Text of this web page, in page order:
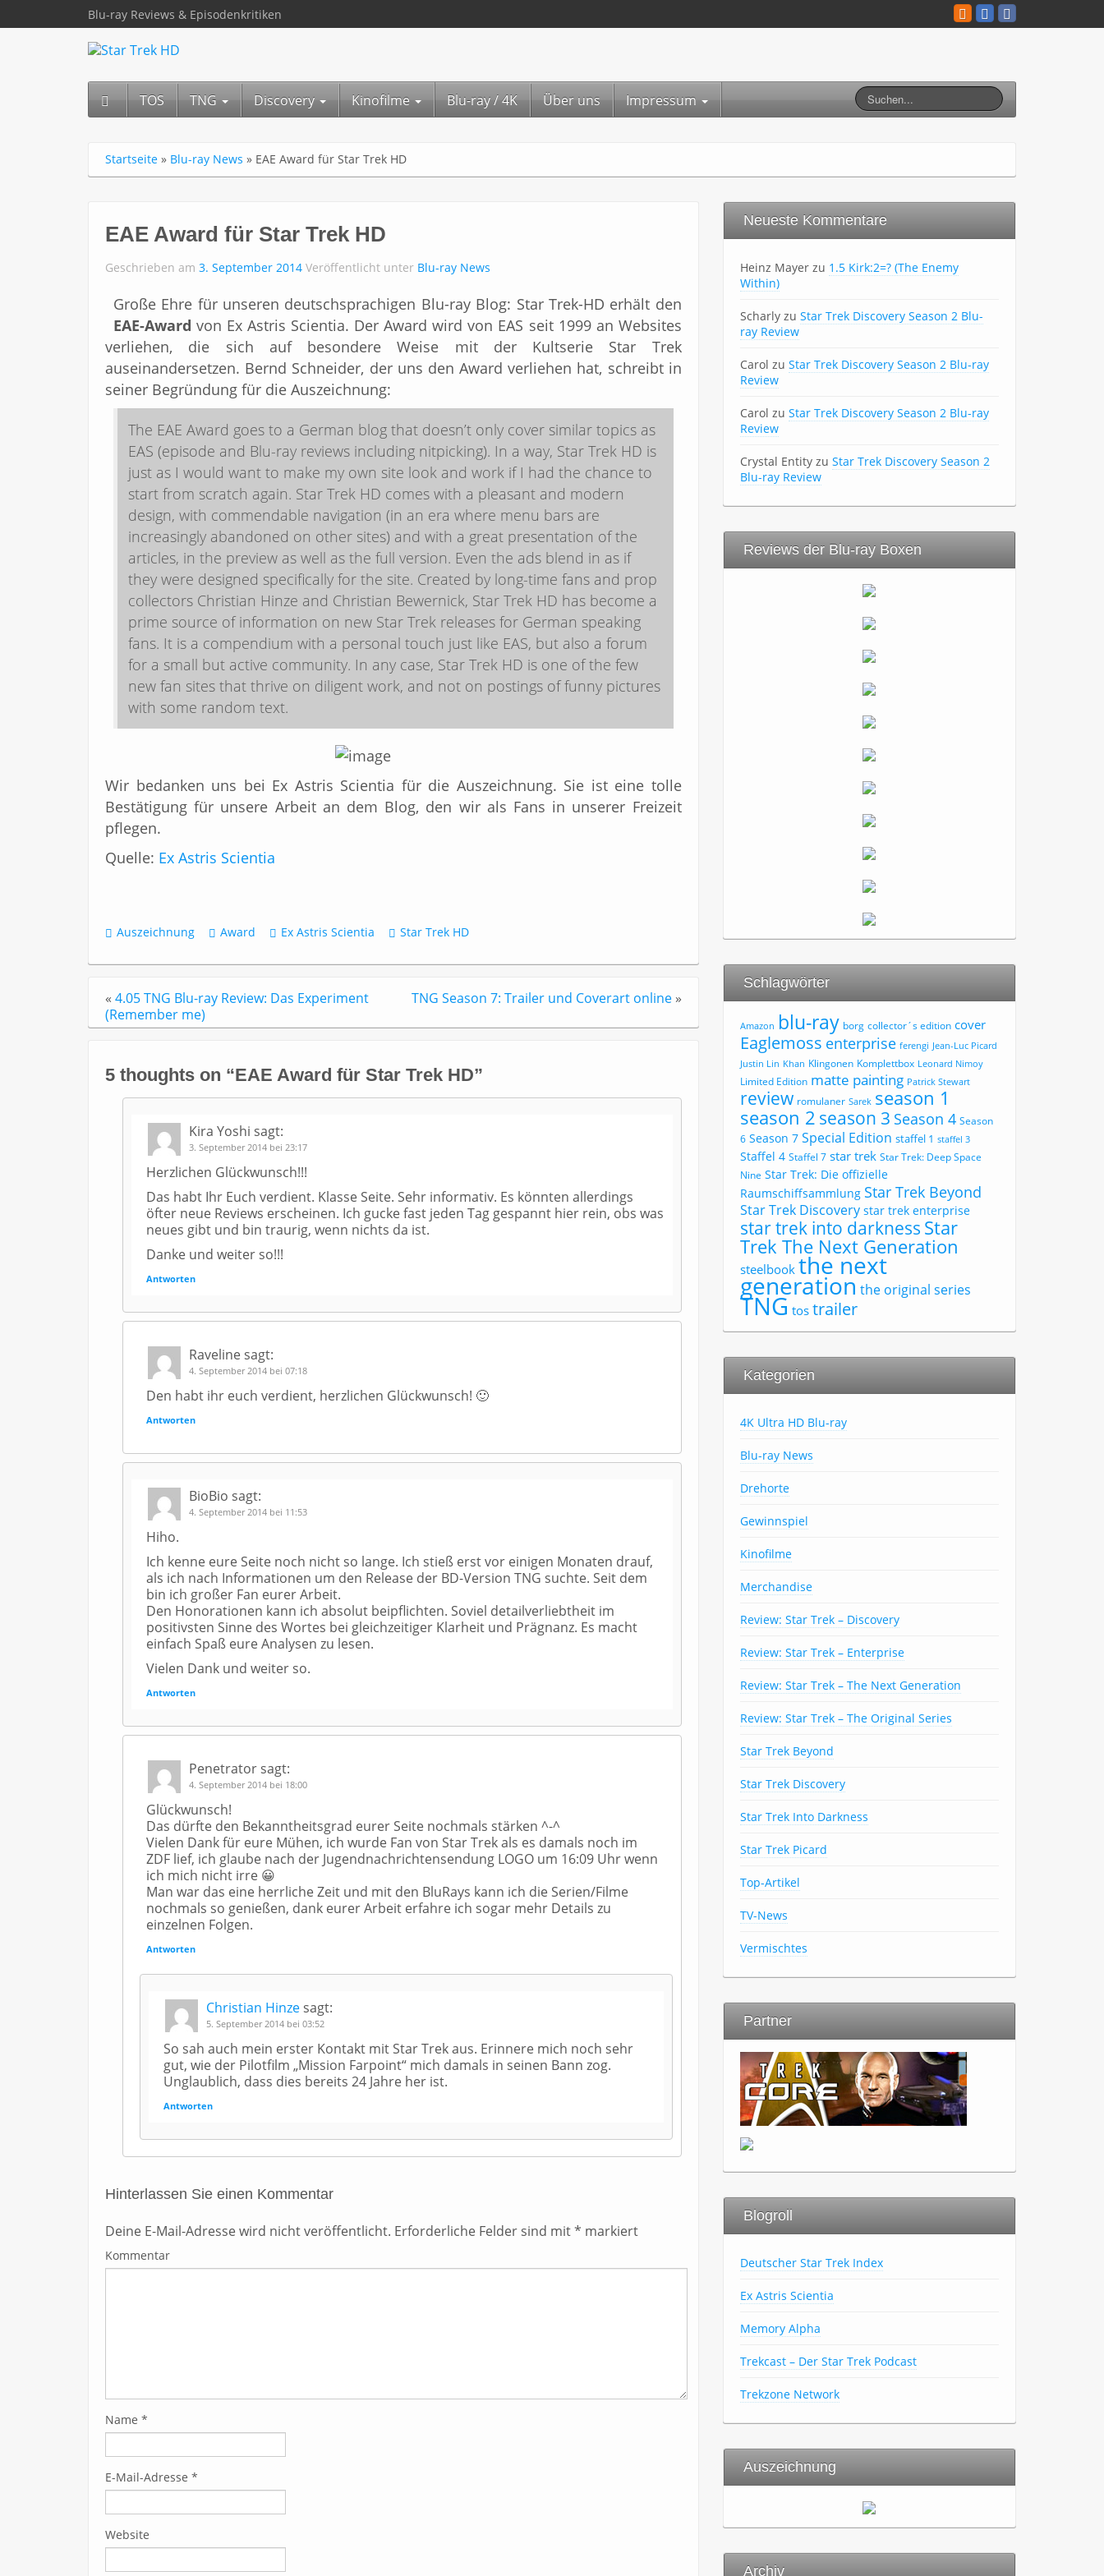
Blu-ray Reviews & Episodenkritiken
TOS TNG Discovery Kinofilme Blu-ray / 4K Über uns Impressum
Startseite » Blu-ray News » EAE Award für Star Trek HD
EAE Award für Star Trek HD
Geschrieben am 3. September 2014 Veröffentlicht unter Blu-ray News
Große Ehre für unseren deutschsprachigen Blu-ray Blog: Star Trek-HD erhält den
EAE-Award von Ex Astris Scientia. Der Award wird von EAS seit 1999 an Websites
verliehen, die sich auf besondere Weise mit der Kultserie Star Trek
auseinandersetzen. Bernd Schneider, der uns den Award verliehen hat, schreibt in
seiner Begründung für die Auszeichnung:
The EAE Award goes to a German blog that doesn’t only cover similar topics as
EAS (episode and Blu-ray reviews including nitpicking). In a way, Star Trek HD is
just as I would want to make my own site look and work if I had the chance to
start from scratch again. Star Trek HD comes with a pleasant and modern
design, with commendable navigation (in an era where menu bars are
increasingly abandoned on other sites) and with a great presentation of the
articles, in the preview as well as the full version. Even the ads blend in as if
they were designed specifically for the site. Created by long-time fans and prop
collectors Christian Hinze and Christian Bewernick, Star Trek HD has become a
prime source of information on new Star Trek releases for German speaking
fans. It is a compendium with a personal touch just like EAS, but also a forum
for a small but active community. In any case, Star Trek HD is one of the few
new fan sites that thrive on diligent work, and not on postings of funny pictures
with some random text.
Wir bedanken uns bei Ex Astris Scientia für die Auszeichnung. Sie ist eine tolle
Bestätigung für unsere Arbeit an dem Blog, den wir als Fans in unserer Freizeit
pflegen.
Quelle: Ex Astris Scientia
Auszeichnung Award Ex Astris Scientia Star Trek HD
« 4.05 TNG Blu-ray Review: Das Experiment
(Remember me)
TNG Season 7: Trailer und Coverart online»
5 thoughts on “EAE Award für Star Trek HD”
Kira Yoshi sagt:
3. September 2014 bei 23:17
Herzlichen Glückwunsch!!!
Das habt Ihr Euch verdient. Klasse Seite. Sehr informativ. Es könnten allerdings
öfter neue Reviews erscheinen. Ich gucke fast jeden Tag gespannt hier rein, obs was
neues gibt und bin traurig, wenn nichts da ist.
Danke und weiter so!!!
Antworten
Raveline sagt:
4. September 2014 bei 07:18
Den habt ihr euch verdient, herzlichen Glückwunsch! 🙂
Antworten
BioBio sagt:
4. September 2014 bei 11:53
Hiho.
Ich kenne eure Seite noch nicht so lange. Ich stieß erst vor einigen Monaten drauf,
als ich nach Informationen um den Release der BD-Version TNG suchte. Seit dem
bin ich großer Fan eurer Arbeit.
Den Honorationen kann ich absolut beipflichten. Soviel detailverliebtheit im
positivsten Sinne des Wortes bei gleichzeitiger Klarheit und Prägnanz. Es macht
einfach Spaß eure Analysen zu lesen.
Vielen Dank und weiter so.
Antworten
Penetrator sagt:
4. September 2014 bei 18:00
Glückwunsch!
Das dürfte den Bekanntheitsgrad eurer Seite nochmals stärken ^-^
Vielen Dank für eure Mühen, ich wurde Fan von Star Trek als es damals noch im
ZDF lief, ich glaube nach der Jugendnachrichtensendung LOGO um 16:09 Uhr wenn
ich mich nicht irre 😀
Man war das eine herrliche Zeit und mit den BluRays kann ich die Serien/Filme
nochmals so genießen, dank eurer Arbeit erfahre ich sogar mehr Details zu
einzelnen Folgen.
Antworten
Christian Hinze sagt:
5. September 2014 bei 03:52
So sah auch mein erster Kontakt mit Star Trek aus. Erinnere mich noch sehr
gut, wie der Pilotfilm „Mission Farpoint“ mich damals in seinen Bann zog.
Unglaublich, dass dies bereits 24 Jahre her ist.
Antworten
Hinterlassen Sie einen Kommentar
Deine E-Mail-Adresse wird nicht veröffentlicht. Erforderliche Felder sind mit* markiert
Kommentar
Name *
E-Mail-Adresse *
Website
Neueste Kommentare
Heinz Mayerzu 1.5 Kirk:2=? (The Enemy
Within)
Scharlyzu Star Trek Discovery Season 2 Blu-
ray Review
Carol zu Star Trek Discovery Season 2 Blu-ray
Review
Carol zu Star Trek Discovery Season 2 Blu-ray
Review
Crystal Entityzu Star Trek Discovery Season 2
Blu-ray Review
Reviews der Blu-ray Boxen
Schlagwörter
Amazon blu-ray borg collector´s edition cover
Eaglemoss enterprise ferengi Jean-Luc Picard
Justin Lin Khan Klingonen Komplettbox Leonard Nimoy
Limited Edition matte painting Patrick Stewart
review romulaner Sarek season 1
season 2 season 3 Season 4 Season
6 Season 7 Special Edition staffel 1 staffel 3
Staffel 4 Staffel 7 star trek Star Trek: Deep Space
Nine Star Trek: Die offizielle
Raumschiffsammlung Star Trek Beyond
Star Trek Discovery star trek enterprise
star trek into darkness Star
Trek The Next Generation
steelbook the next
generation the original series
TNG tos trailer
Kategorien
4K Ultra HD Blu-ray
Blu-ray News
Drehorte
Gewinnspiel
Kinofilme
Merchandise
Review: Star Trek – Discovery
Review: Star Trek – Enterprise
Review: Star Trek – The Next Generation
Review: Star Trek – The Original Series
Star Trek Beyond
Star Trek Discovery
Star Trek Into Darkness
Star Trek Picard
Top-Artikel
TV-News
Vermischtes
Partner
Blogroll
Deutscher Star Trek Index
Ex Astris Scientia
Memory Alpha
Trekcast – Der Star Trek Podcast
Trekzone Network
Auszeichnung
Archiv